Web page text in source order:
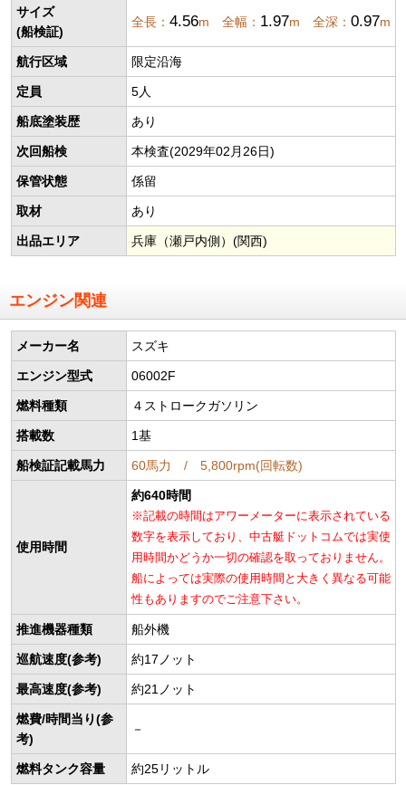
サイズ
(船検証)
全長： 4.56m 全幅： 1.97m 全深： 0.97m
航行区域 限定沿海
定員 5人
船底塗装歴 あり
次回船検 本検査(2029年02月26日)
保管状態 係留
取材 あり
出品エリア 兵庫（瀬戸内側）(関西)
エンジン関連
メーカー名 スズキ
エンジン型式 06002F
燃料種類 ４ストロークガソリン
搭載数 1基
船検証記載馬力 60馬力 / 5,800rpm(回転数)
使用時間
約640時間
※記載の時間はアワーメーターに表示されている
数字を表示しており、中古艇ドットコムでは実使
用時間かどうか一切の確認を取っておりません。
船によっては実際の使用時間と大きく異なる可能
性もありますのでご注意下さい。
推進機器種類 船外機
巡航速度(参考) 約17ノット
最高速度(参考) 約21ノット
燃費/時間当り(参
考)
－
燃料タンク容量 約25リットル